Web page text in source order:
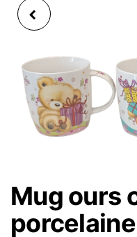
PORCELAINE, 3ASS.
Mug ours